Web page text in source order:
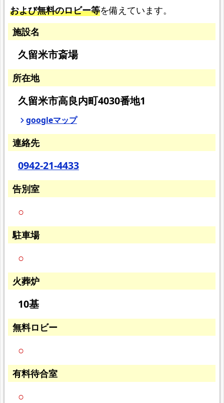
および無料のロビー等を備えています。
施設名
久留米市斎場
所在地
久留米市高良内町4030番地1
chevron_rightgoogleマップ
連絡先
0942-21-4433
告別室
○
駐車場
○
火葬炉
10基
無料ロビー
○
有料待合室
○